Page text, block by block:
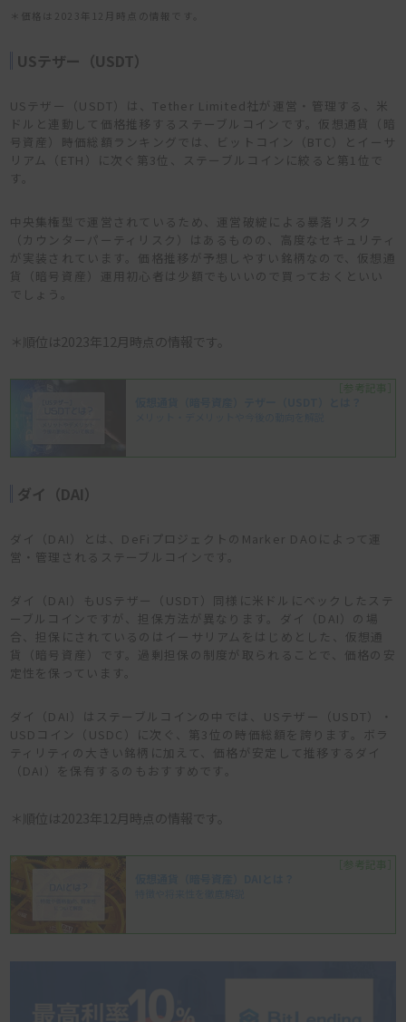
＊価格は2023年12月時点の情報です。
USテザー（USDT）
USテザー（USDT）は、Tether Limited社が運営・管理する、米
ドルと連動して価格推移するステーブルコインです。仮想通貨（暗
号資産）時価総額ランキングでは、ビットコイン（BTC）とイーサ
リアム（ETH）に次ぐ第3位、ステーブルコインに絞ると第1位で
す。
中央集権型で運営されているため、運営破綻による暴落リスク
（カウンターパーティリスク）はあるものの、高度なセキュリティ
が実装されています。価格推移が予想しやすい銘柄なので、仮想通
貨（暗号資産）運用初心者は少額でもいいので買っておくといい
でしょう。
＊順位は2023年12月時点の情報です。
ダイ（DAI）
ダイ（DAI）とは、DeFiプロジェクトのMarker DAOによって運
営・管理されるステーブルコインです。
ダイ（DAI）もUSテザー（USDT）同様に米ドルにベックしたステ
ーブルコインですが、担保方法が異なります。ダイ（DAI）の場
合、担保にされているのはイーサリアムをはじめとした、仮想通
貨（暗号資産）です。過剰担保の制度が取られることで、価格の安
定性を保っています。
ダイ（DAI）はステーブルコインの中では、USテザー（USDT）・
USDコイン（USDC）に次ぐ、第3位の時価総額を誇ります。ボラ
ティリティの大きい銘柄に加えて、価格が安定して推移するダイ
（DAI）を保有するのもおすすめです。
＊順位は2023年12月時点の情報です。